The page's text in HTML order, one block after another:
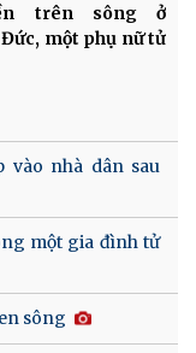
trên sông ở
một phụ nữ tử
vào nhà dân sau
một gia đình tử
sông